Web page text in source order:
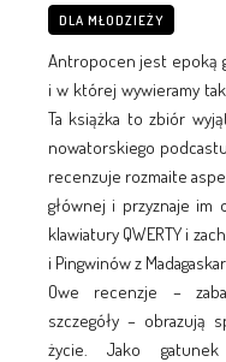
DLA MŁODZIEŻY
Antropocen jest epoką
i w której wywieramy
Ta książka to zbiór
nowatorskiego
recenzuje rozmaite
głównej i przyznaje im
klawiatury QWERTY i
i Pingwinów z
Owe recenzje –
szczegóły – obrazują
życie. Jako